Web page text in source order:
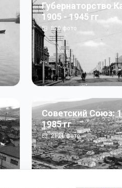
Губернаторство
1905 - 1945 гг
820фото
Советский Союз:
1985 гг
2121фото